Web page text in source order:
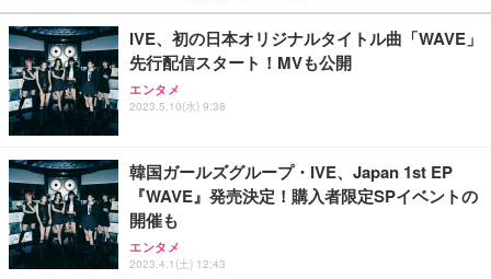
￥27,999
Sezlife オフィスチェア デスクチェア 疲れない テレ
ワーク チェア 強化バックレスト 30度ロッキング機
能 人間工学 椅子 腰サポート 90度跳ね上げ式アーム
ョン PCチェア 通気性メッシュ ゲーミング/勉強/事
務用 おしゃれ パソコンチェア (ブラック)
Sezlife オフィスチェア デスクチェア 疲れない テレ
ワーク チェア 強化バックレスト 30度ロッキング機
能 人間工学 椅子 腰サポート 90度跳ね上げ式アーム
レスト 3Dヘッドレスト ハンガー付き 高反発クッシ
【純正品】27"ゲーミングモニター DualSense 充電
フック付き（CFI-ZDM1J）
【整備済み品】Dell E2724HS 27インチ 液晶モニタ
ー フルHD（1920×1080）VA 非光沢 HDMI/DisplayP
ort/VGA スピーカー内蔵 高さ調整 スイベル VESA対
応 ComfortView ビジネス向け
￥3,234
ネオ・ルーライフ ネオ・オムツ L 中型犬用 26枚入
り 単品
Smart Basic(スマートベーシック) 【Amazon.co.jp
限定】 Smart Basic アイリスオーヤマ ペットシーツ
超厚型 お徳用 ワイド 100枚入 (x 1) (ケース販売)
IVE、初の日本オリジナルタイトル曲「WAVE」
先行配信スタート！MVも公開
エンタメ
2023.5.10(水) 9:38
韓国ガールズグループ・IVE、Japan 1st EP
『WAVE』発売決定！購入者限定SPイベントの
開催も
エンタメ
2023.4.1(土) 12:43